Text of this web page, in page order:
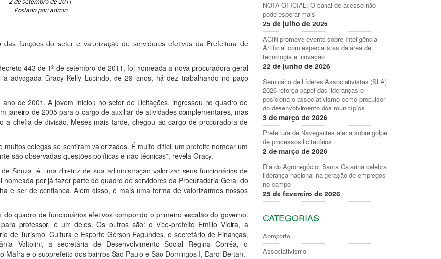
2 de setembro de 2011
Postado por: admin
das funções do setor e valorização de servidores efetivos da Prefeitura de
443 de 1º de setembro de 2011, foi nomeada a nova procuradora geral
advogada Gracy Kelly Lucindo, de 29 anos, há dez trabalhando no paço
de 2001. A jovem iniciou no setor de Licitações, ingressou no quadro de
janeiro de 2005 para o cargo de auxiliar de atividades complementares, mas
a chefia de divisão. Meses mais tarde, chegou ao cargo de procuradora de
colegas se sentiram valorizados. É muito difícil um prefeito nomear um
são observadas questões políticas e não técnicas”, revela Gracy.
Souza, é uma diretriz de sua administração valorizar seus funcionários de
por já fazer parte do quadro de servidores da Procuradoria Geral do
e ser de confiança. Além disso, é mais uma forma de valorizarmos nossos
quadro de funcionários efetivos compondo o primeiro escalão do governo.
professor, é um deles. Os outros são: o vice-prefeito Emílio Vieira, a
de Turismo, Cultura e Esporte Gérson Fagundes, o secretário de Finanças,
Voltolini, a secretária de Desenvolvimento Social Regina Corrêa, o
Mafra e o subprefeito dos bairros São Paulo e São Domingos I, Darci Bertan.
NOTA OFICIAL: O canal de acesso não
pode esperar mais
25 de julho de 2026
ACIN promove evento sobre Inteligência
Artificial com especialistas da área de
tecnologia e inovação
22 de junho de 2026
Seminário de Líderes Associativistas (SLA)
2026 reforça papel das lideranças e
posiciona o associativismo como propulsor
do desenvolvimento dos municípios
3 de março de 2026
Prefeitura de Navegantes alerta sobre golpe
de processos licitatórios
2 de março de 2026
Dia do Agronegócio: Santa Catarina celebra
liderança nacional na geração de empregos
no campo
25 de fevereiro de 2026
CATEGORIAS
Aeroporto
Associativismo